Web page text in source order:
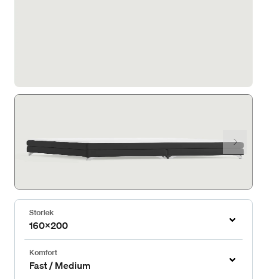
Storlek
160x200
Komfort
Fast / Medium